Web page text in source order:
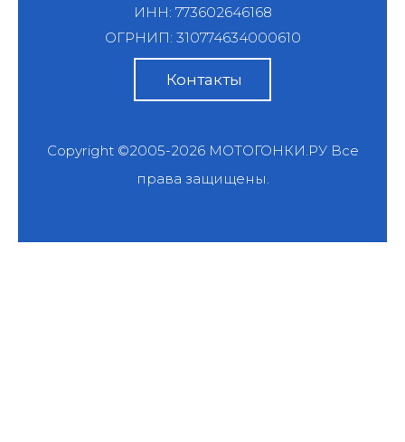
ИНН: 773602646168
ОГРНИП: 310774634000610
Контакты
Copyright ©2005-2026 МОТОГОНКИ.РУВсе
права защищены.